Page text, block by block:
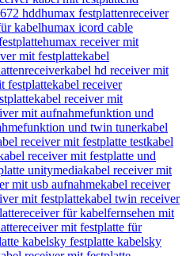
hddhumax festplattenreceiver
kabelhumax icord cable
humax receiver mit
mit festplattekabel
kabel hd receiver mit
festplattekabel receiver
kabel receiver mit
mit aufnahmefunktion und
und twin tunerkabel
receiver mit festplatte testkabel
receiver mit festplatte und
unitymediakabel receiver mit
mit usb aufnahmekabel receiver
mit festplattekabel twin receiver
receiver für kabelfernsehen mit
receiver mit festplatte für
kabelsky festplatte kabelsky